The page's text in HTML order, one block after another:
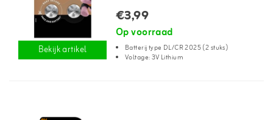
Bekijk artikel
€3,99
Op voorraad
Batterij type DL/CR 2025 (2 stuks)
Voltage: 3V Lithium